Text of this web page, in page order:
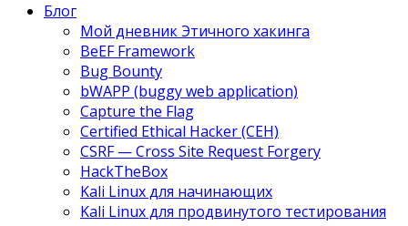
Блог
Мой дневник Этичного хакинга
BeEF Framework
Bug Bounty
bWAPP (buggy web application)
Capture the Flag
Certified Ethical Hacker (CEH)
CSRF — Cross Site Request Forgery
HackTheBox
Kali Linux для начинающих
Kali Linux для продвинутого тестирования